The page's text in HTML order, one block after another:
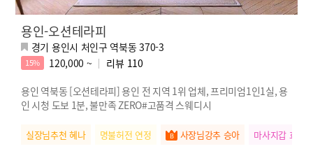
용인-오션테라피
경기 용인시 처인구 역북동 370-3
15% 120,000 ~ 리뷰 110
용인 역북동 [오션테라피] 용인 전 지역 1위 업체, 프리미엄1인1실, 용
인 시청 도보 1분, 불만족 ZERO#고품격 스웨디시
실장님추천 혜나 명불허전 연정 사장님강추 승아 마사지갑 효리